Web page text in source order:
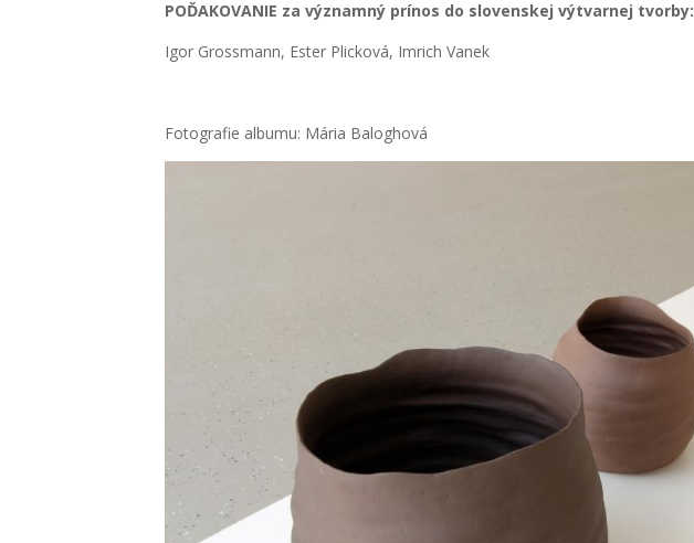
POĎAKOVANIE za význam­ný prí­nos do slo­ven­skej výtvar­nej tvor­by:
Igor Gross­mann, Ester Plic­ko­vá, Imrich Vanek
Foto­gra­fie albu­mu: Mária Balog­ho­vá